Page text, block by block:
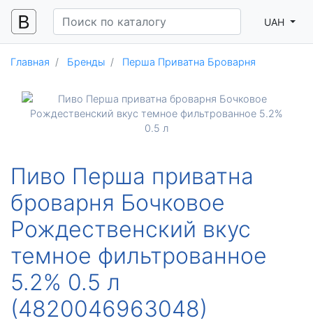
UAH
Главная Бренды Перша Приватна Броварня
Пиво Перша приватна
броварня Бочковое
Рождественский вкус
темное фильтрованное
5.2% 0.5 л
(4820046963048)